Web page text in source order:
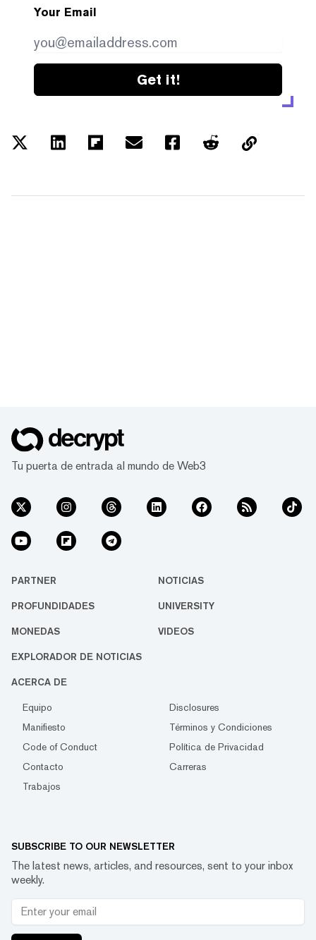
Your Email
Get it!
Tu puerta de entrada al mundo de Web3
PARTNER NOTICIAS
PROFUNDIDADES UNIVERSITY
MONEDAS VIDEOS
EXPLORADOR DE NOTICIAS
ACERCA DE
Equipo
Disclosures
Manifiesto
Términos y Condiciones
Code of Conduct
Política de Privacidad
Contacto
Carreras
Trabajos
SUBSCRIBE TO OUR NEWSLETTER
The latest news, articles, and resources, sent to your inbox
weekly.